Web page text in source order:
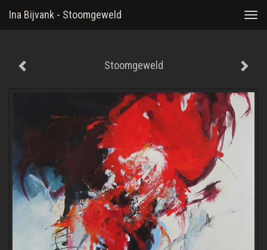
Ina Bijvank - Stoomgeweld
Stoomgeweld